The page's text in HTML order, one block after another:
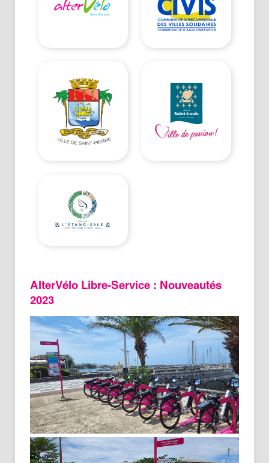
AlterVélo Libre-Service : Nouveautés
2023